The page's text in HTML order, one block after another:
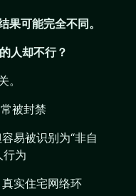
果可能完全不同。
人却不行？
。
被封禁
易被识别为“非自
行为
实住宅网络环